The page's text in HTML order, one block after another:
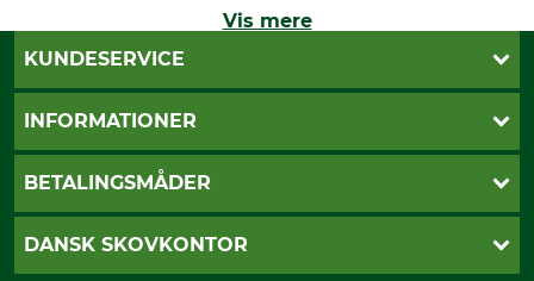
Vis mere
KUNDESERVICE
Kontakt
Cookie-indstillinger
INFORMATIONER
Betalingsmåder
BETALINGSMÅDER
Dankort
DANSK SKOVKONTOR